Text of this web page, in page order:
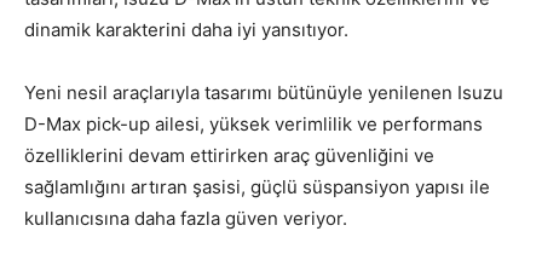
dinamik karakterini daha iyi yansıtıyor.
Yeni nesil araçlarıyla tasarımı bütünüyle yenilenen Isuzu
D-Max pick-up ailesi, yüksek verimlilik ve performans
özelliklerini devam ettirirken araç güvenliğini ve
sağlamlığını artıran şasisi, güçlü süspansiyon yapısı ile
kullanıcısına daha fazla güven veriyor.